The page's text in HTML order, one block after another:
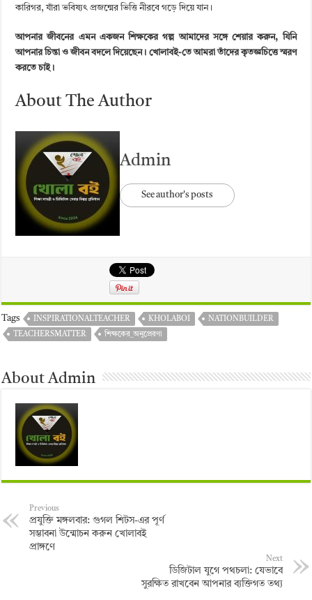
কারিগর, যাঁরা ভবিষ্যৎ প্রজন্মের ভিত্তি নীরবে গড়ে দিয়ে যান।
আপনার জীবনের এমন একজন শিক্ষকের গল্প আমাদের সঙ্গে শেয়ার করুন, যিনি
আপনার চিন্তা ও জীবন বদলে দিয়েছেন। খোলাবই-তে আমরা তাঁদের কৃতজ্ঞচিত্তে স্মরণ
করতে চাই।
About The Author
Admin
See author's posts
Tags INSPIRATIONALTEACHER KHOLABOI
NATIONBUILDER
TEACHERSMATTER
শিক্ষকের_অনুপ্রেরণা
About Admin
Previous
প্রযুক্তি মঙ্গলবার: গুগল শিটস-এর পূর্ণ
সম্ভাবনা উন্মোচন করুন খোলাবই
প্রাঙ্গণে
Next
ডিজিটাল যুগে পথচলা: যেভাবে
সুরক্ষিত রাখবেন আপনার ব্যক্তিগত তথ্য